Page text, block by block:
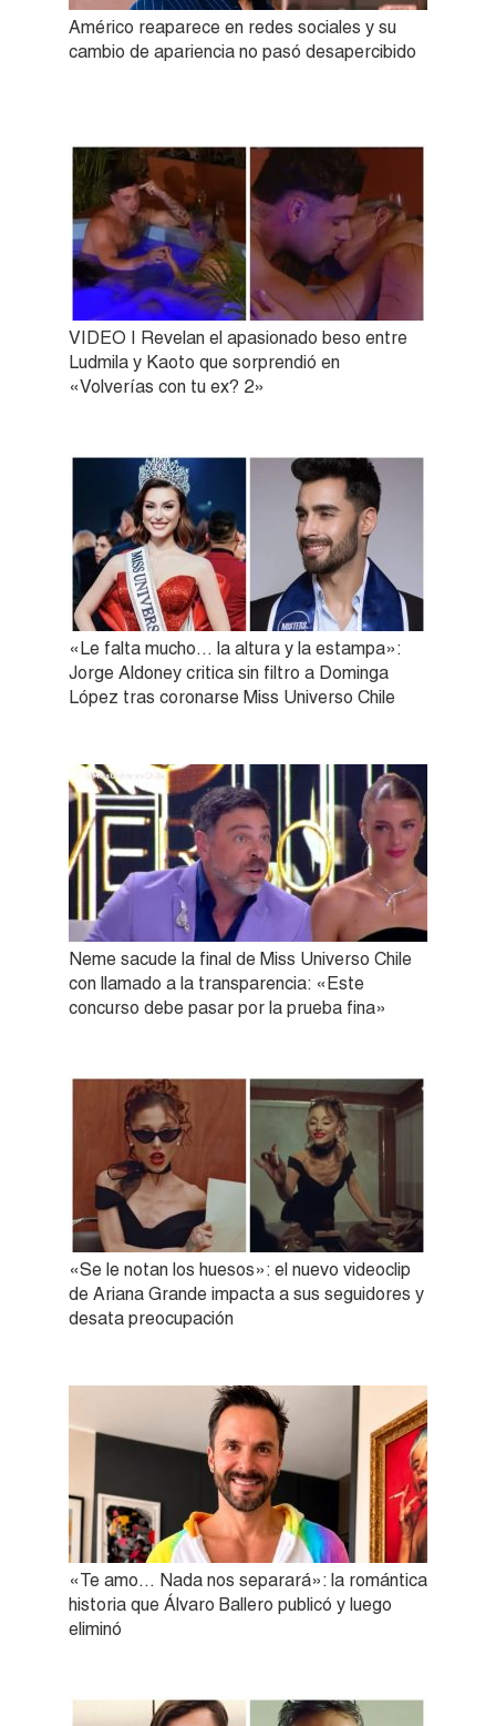
Américo reaparece en redes sociales y su
cambio de apariencia no pasó desapercibido
VIDEO | Revelan el apasionado beso entre
Ludmila y Kaoto que sorprendió en
«Volverías con tu ex? 2»
«Le falta mucho… la altura y la estampa»:
Jorge Aldoney critica sin filtro a Dominga
López tras coronarse Miss Universo Chile
Neme sacude la final de Miss Universo Chile
con llamado a la transparencia: «Este
concurso debe pasar por la prueba fina»
«Se le notan los huesos»: el nuevo videoclip
de Ariana Grande impacta a sus seguidores y
desata preocupación
«Te amo… Nada nos separará»: la romántica
historia que Álvaro Ballero publicó y luego
eliminó